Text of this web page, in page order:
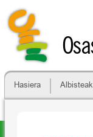
Hasiera Albisteak